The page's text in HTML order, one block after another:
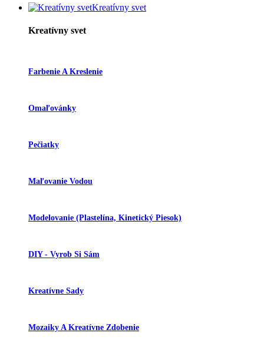
Kreatívny svet
Kreatívny svet
Farbenie A Kreslenie
Omaľovánky
Pečiatky
Maľovanie Vodou
Modelovanie (plastelína, Kinetický Piesok)
DIY - Vyrob Si Sám
Kreatívne Sady
Mozaiky A Kreatívne Zdobenie